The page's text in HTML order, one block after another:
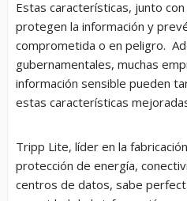
Estas características, junto
protegen la información y
comprometida o en peligro.
gubernamentales, muchas
información sensible pueden
estas características
Tripp Lite, líder en la
protección de energía,
centros de datos, sabe